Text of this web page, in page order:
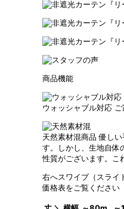
商品機能
ウォッシャブル対応
天然素材混商品 優しい
す。しかし、生地自体
性質がございます。こ
右へスワイプ（スライ
価格表をご覧ください